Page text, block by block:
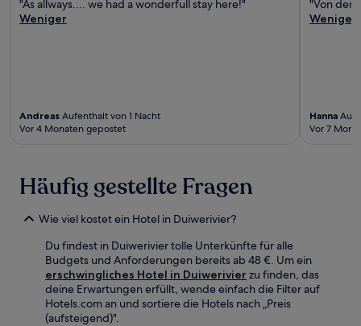
"As allways.... we had a wonderfull stay here!"
Weniger
Andreas Aufenthalt von 1 Nacht
Vor 4 Monaten gepostet
"Von der
Weniger
Hanna
Vor 7
Häufig gestellte Fragen
Wie viel kostet ein Hotel in Duiwerivier?
Du findest in Duiwerivier tolle Unterkünfte für alle
Budgets und Anforderungen bereits ab 48 €. Um ein
erschwingliches Hotel in Duiwerivier zu finden, das
deine Erwartungen erfüllt, wende einfach die Filter auf
Hotels.com an und sortiere die Hotels nach „Preis
(aufsteigend)".